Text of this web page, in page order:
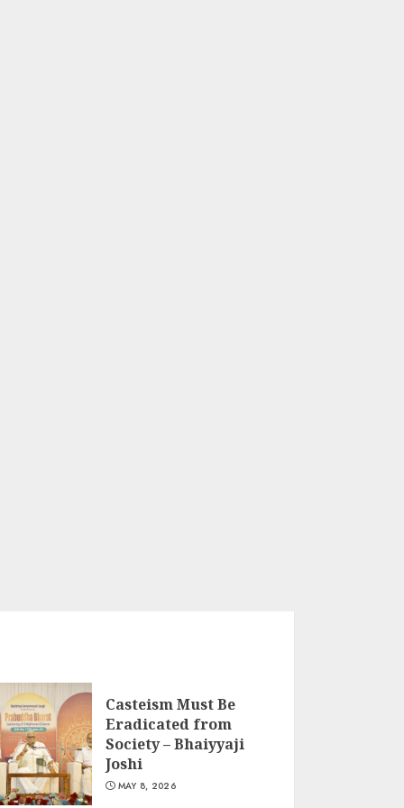
Casteism Must Be
Eradicated from
Society – Bhaiyyaji
Joshi
MAY 8, 2026